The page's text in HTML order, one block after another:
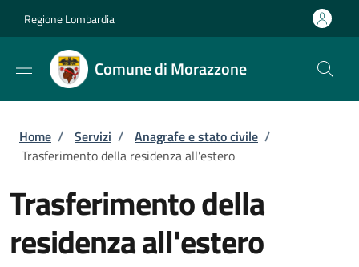
Regione Lombardia
Comune di Morazzone
Briciole di pane
Home / Servizi / Anagrafe e stato civile /
Trasferimento della residenza all'estero
Trasferimento della
residenza all'estero